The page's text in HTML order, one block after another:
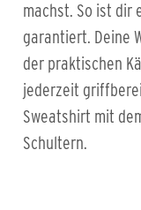
machst. So ist dir
garantiert. Deine
der praktischen
jederzeit
Sweatshirt mit
Schultern.